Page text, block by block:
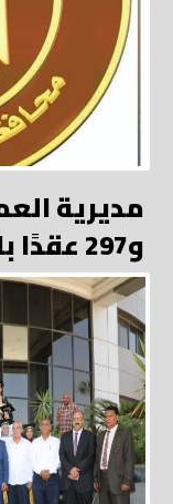
و297 عقدًا بالخارج